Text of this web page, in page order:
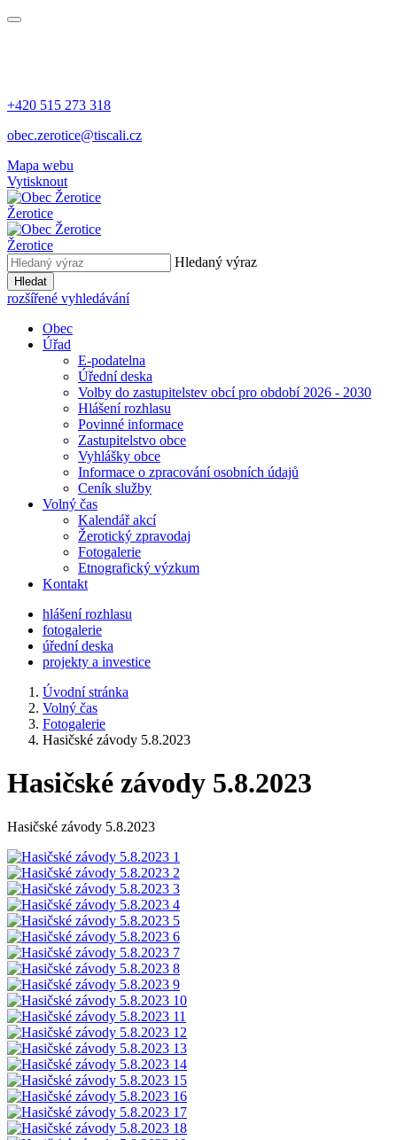
+420 515 273 318
obec.zerotice@tiscali.cz
Mapa webu
Vytisknout
Žerotice
Žerotice
Hledaný výraz
Hledat
rozšířené vyhledávání
Obec
Úřad
E-podatelna
Úřední deska
Volby do zastupitelstev obcí pro období 2026 - 2030
Hlášení rozhlasu
Povinné informace
Zastupitelstvo obce
Vyhlášky obce
Informace o zpracování osobních údajů
Ceník služby
Volný čas
Kalendář akcí
Žerotický zpravodaj
Fotogalerie
Etnografický výzkum
Kontakt
hlášení rozhlasu
fotogalerie
úřední deska
projekty a investice
Úvodní stránka
Volný čas
Fotogalerie
Hasičské závody 5.8.2023
Hasičské závody 5.8.2023
Hasičské závody 5.8.2023